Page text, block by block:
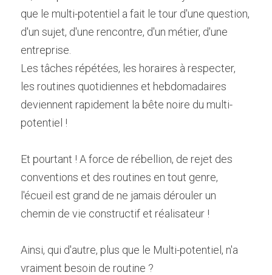
que le multi-potentiel a fait le tour d'une question,
d'un sujet, d'une rencontre, d'un métier, d'une
entreprise.
Les tâches répétées, les horaires à respecter,
les routines quotidiennes et hebdomadaires
deviennent rapidement la bête noire du multi-
potentiel !
Et pourtant ! A force de rébellion, de rejet des
conventions et des routines en tout genre,
l'écueil est grand de ne jamais dérouler un
chemin de vie constructif et réalisateur !
Ainsi, qui d'autre, plus que le Multi-potentiel, n'a
vraiment besoin de routine ?